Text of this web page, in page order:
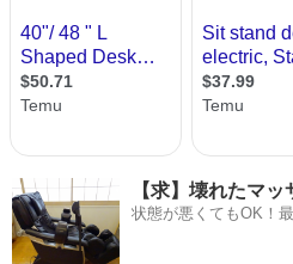
【求】壊れたマ
状態が悪くてもOK！